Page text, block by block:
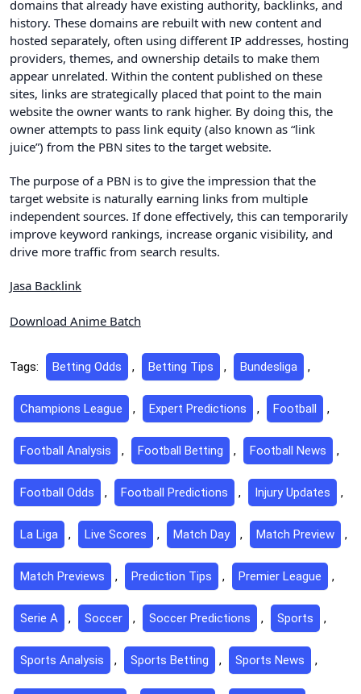
domains that already have existing authority, backlinks, and
history. These domains are rebuilt with new content and
hosted separately, often using different IP addresses, hosting
providers, themes, and ownership details to make them
appear unrelated. Within the content published on these
sites, links are strategically placed that point to the main
website the owner wants to rank higher. By doing this, the
owner attempts to pass link equity (also known as “link
juice”) from the PBN sites to the target website.
The purpose of a PBN is to give the impression that the
target website is naturally earning links from multiple
independent sources. If done effectively, this can temporarily
improve keyword rankings, increase organic visibility, and
drive more traffic from search results.
Jasa Backlink
Download Anime Batch
Tags: Betting Odds , Betting Tips , Bundesliga ,
Champions League , Expert Predictions , Football ,
Football Analysis , Football Betting , Football News ,
Football Odds , Football Predictions , Injury Updates ,
La Liga , Live Scores , Match Day , Match Preview ,
Match Previews , Prediction Tips , Premier League ,
Serie A , Soccer , Soccer Predictions , Sports ,
Sports Analysis , Sports Betting , Sports News ,